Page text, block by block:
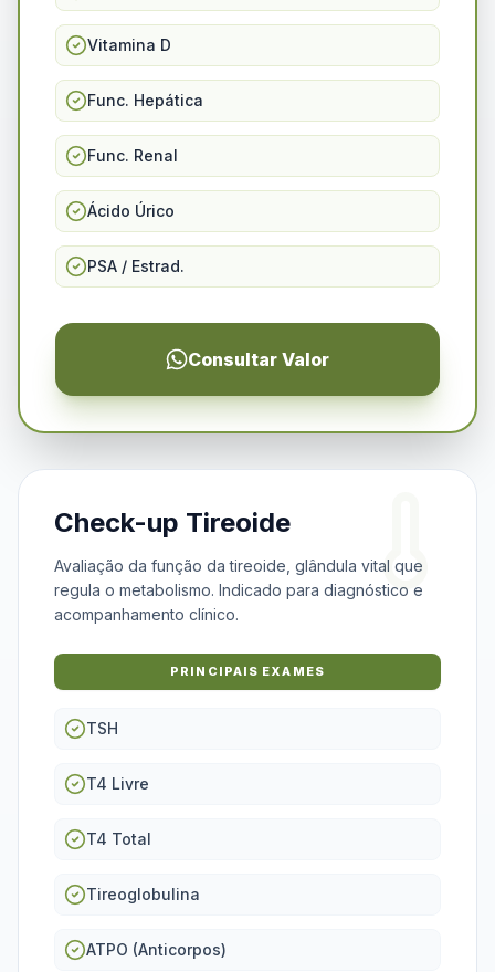
Vitamina D
Func. Hepática
Func. Renal
Ácido Úrico
PSA / Estrad.
Consultar Valor
Check-up Tireoide
Avaliação da função da tireoide, glândula vital que
regula o metabolismo. Indicado para diagnóstico e
acompanhamento clínico.
PRINCIPAIS EXAMES
TSH
T4 Livre
T4 Total
Tireoglobulina
ATPO (Anticorpos)